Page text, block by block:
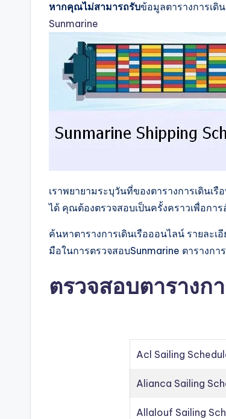
หากคุณไม่สามารถรับข้อมูลตารางการเดิ
Sunmarine
เราพยายามระบุวันที่ของตารางการเดิน
ได้ คุณต้องตรวจสอบเป็นครั้งคราวเพื่อก
ค้นหาตารางการเดินเรือออนไลน์ รายละเ
มือในการตรวจสอบSunmarine ตารางกา
ตรวจสอบตารางก
Acl Sailing
Alianca Sailing
Allalouf Sailing